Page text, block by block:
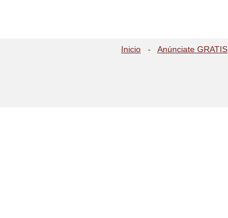
Inicio - Anúnciate GRATIS